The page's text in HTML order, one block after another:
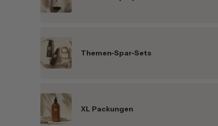
Themen-Spar-Sets
XL Packungen